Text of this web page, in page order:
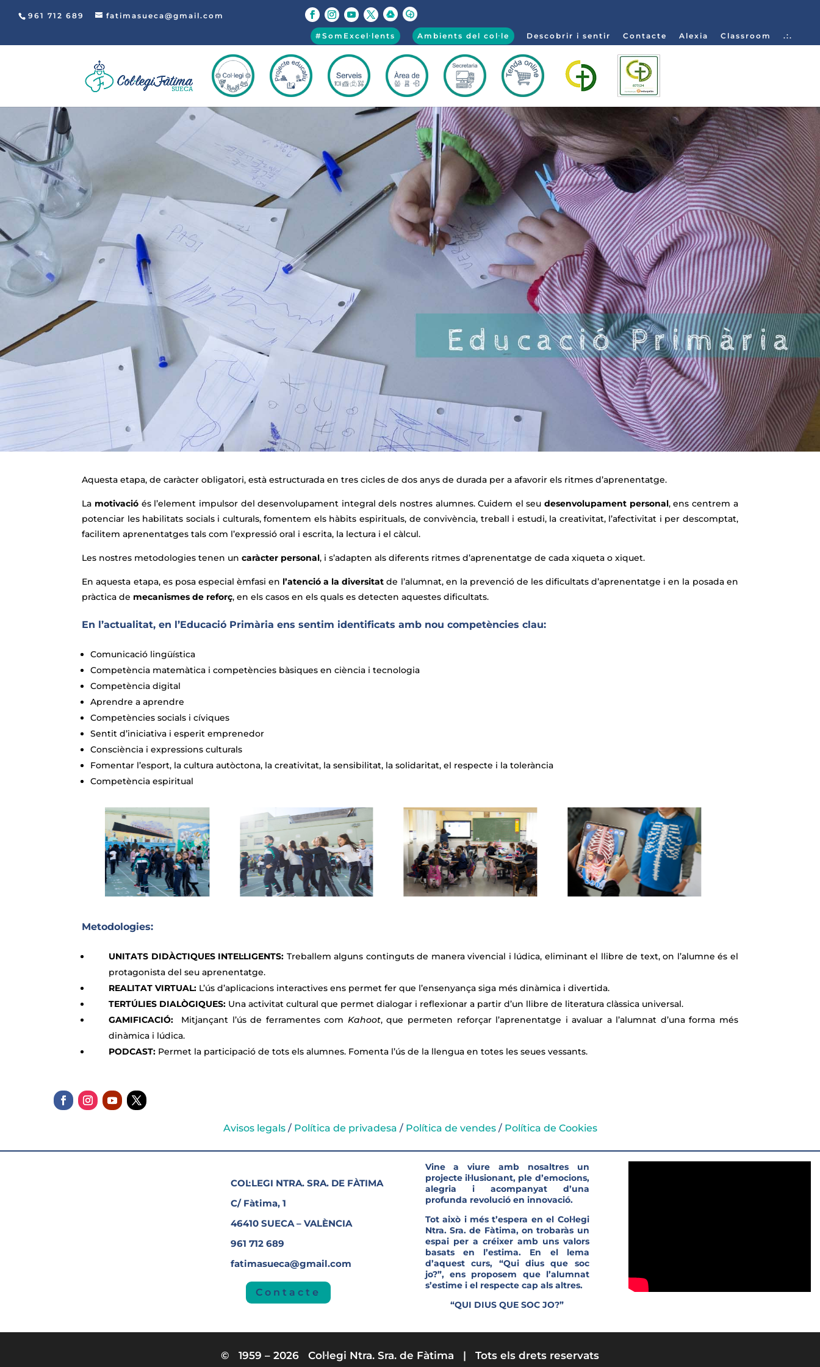
961 712 689 fatimasueca@gmail.com
#SomExcel·lents Ambients del col·le Descobrir i sentir Contacte Alexia Classroom .:.
Aquesta etapa, de caràcter obligatori, està estructurada en tres cicles de dos anys de durada per a afavorir els ritmes d’aprenentatge.
La motivació és l’element impulsor del desenvolupament integral dels nostres alumnes. Cuidem el seudesenvolupament personal, ens centrem a
potenciar les habilitats socials i culturals, fomentem els hàbits espirituals, de convivència, treball i estudi, la creativitat, l’afectivitat i per descomptat,
facilitem aprenentatges tals com l’expressió oral i escrita, la lectura i el càlcul.
Les nostres metodologies tenen uncaràcter personal, i s’adapten als diferents ritmes d’aprenentatge de cada xiqueta o xiquet.
En aquesta etapa, es posa especial èmfasi en l’atenció a la diversitat de l’alumnat, en la prevenció de les dificultats d’aprenentatge i en la posada en
pràctica de mecanismes de reforç, en els casos en els quals es detecten aquestes dificultats.
En l’actualitat, en l’Educació Primària ens sentim identificats amb nou competències clau:
Comunicació lingüística
Competència matemàtica i competències bàsiques en ciència i tecnologia
Competència digital
Aprendre a aprendre
Competències socials i cíviques
Sentit d’iniciativa i esperit emprenedor
Consciència i expressions culturals
Fomentar l’esport, la cultura autòctona, la creativitat, la sensibilitat, la solidaritat, el respecte i la tolerància
Competència espiritual
Metodologies:
UNITATS DIDÀCTIQUES INTEL·LIGENTS: Treballem alguns continguts de manera vivencial i lúdica, eliminant el llibre de text, on l’alumne és el
protagonista del seu aprenentatge.
REALITAT VIRTUAL: L’ús d’aplicacions interactives ens permet fer que l’ensenyança siga més dinàmica i divertida.
TERTÚLIES DIALÒGIQUES: Una activitat cultural que permet dialogar i reflexionar a partir d’un llibre de literatura clàssica universal.
GAMIFICACIÓ: Mitjançant l’ús de ferramentes com Kahoot, que permeten reforçar l’aprenentatge i avaluar a l’alumnat d’una forma més
dinàmica i lúdica.
PODCAST: Permet la participació de tots els alumnes. Fomenta l’ús de la llengua en totes les seues vessants.
Avisos legals/ Política de privadesa / Política de vendes/ Política de Cookies
COL·LEGI NTRA. SRA. DE FÀTIMA
C/ Fàtima, 1
46410 SUECA – VALÈNCIA
961 712 689
fatimasueca@gmail.com
Contacte
Vine a viure amb nosaltres un
projecte il·lusionant, ple d’emocions,
alegria i acompanyat d’una
profunda revolució en innovació.
Tot això i més t’espera en el Col·legi
Ntra. Sra. de Fàtima, on trobaràs un
espai per a créixer amb uns valors
basats en l’estima. En el lema
d’aquest curs, “Qui dius que soc
jo?”, ens proposem que l’alumnat
s’estime i el respecte cap als altres.
“QUI DIUS QUE SOC JO?”
© 1959 – 2026 Col·legi Ntra. Sra. de Fàtima | Tots els drets reservats